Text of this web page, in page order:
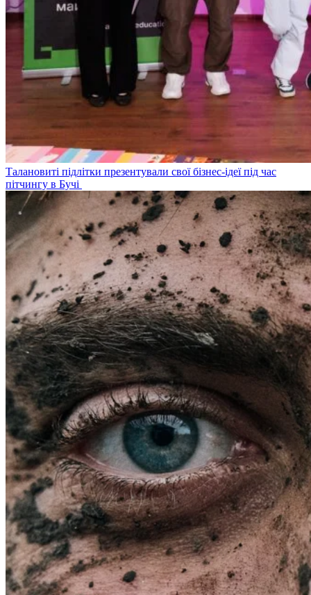
Талановиті підлітки презентували свої бізнес-ідеї під час
пітчингу в Бучі